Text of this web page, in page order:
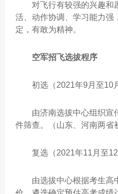
对飞行有较强的兴趣和
活、动作协调、学习能力强
定，有敢为精神。
空军招飞选拔程序
初选（2021年9月至10
由济南选拔中心组织宣
件筛查。（山东、河南两省
复选（2021年11月至12
由选拔中心根据考生高